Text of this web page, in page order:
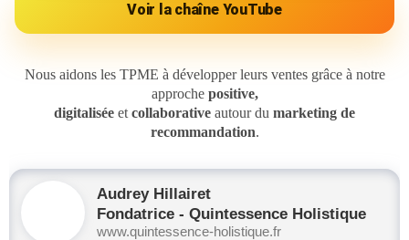
Voir la chaîne YouTube
Nous aidons les TPME à développer leurs ventes grâce à notre
approche positive,
digitalisée et collaborative autour du marketing de
recommandation.
Audrey Hillairet
Fondatrice - Quintessence Holistique
www.quintessence-holistique.fr